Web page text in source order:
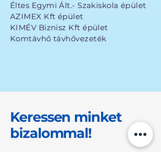
Éltes Egymi Ált.- Szakiskola épület
AZIMEX Kft épület
KIMÉV Biznisz Kft épület
Komtávhő távhővezeték
Keressen minket
bizalommal!